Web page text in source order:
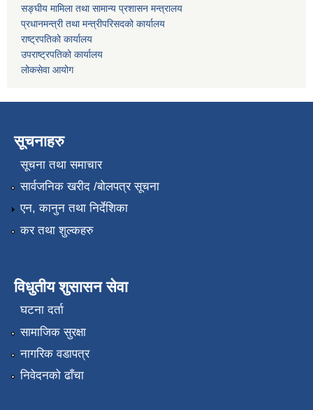
सङ्घीय मामिला तथा सामान्य प्रशासन मन्त्रालय
प्रधानमन्त्री तथा मन्त्रीपरिसदको कार्यालय
राष्ट्रपतिको कार्यालय
उपराष्ट्रपतिको कार्यालय
लोकसेवा आयोग
सूचनाहरु
सूचना तथा समाचार
सार्वजनिक खरीद /बोलपत्र सूचना
एन, कानुन तथा निर्देशिका
कर तथा शुल्कहरु
विधुतीय शुसासन सेवा
घटना दर्ता
सामाजिक सुरक्षा
नागरिक वडापत्र
निवेदनको ढाँचा